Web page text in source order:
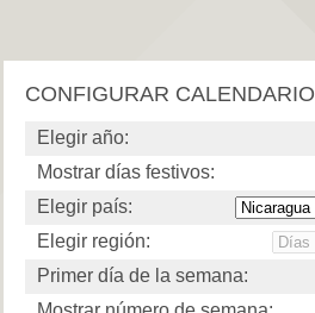
CONFIGURAR CALENDARIO
Elegir año:
Mostrar días festivos:
Elegir país:
Elegir región:
Primer día de la semana: